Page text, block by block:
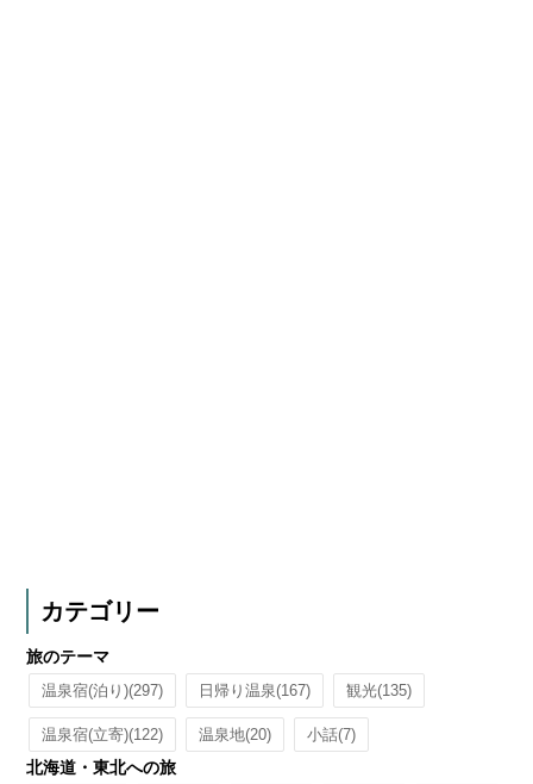
カテゴリー
旅のテーマ
温泉宿(泊り)(297) 日帰り温泉(167) 観光(135)
温泉宿(立寄)(122) 温泉地(20) 小話(7)
北海道・東北への旅